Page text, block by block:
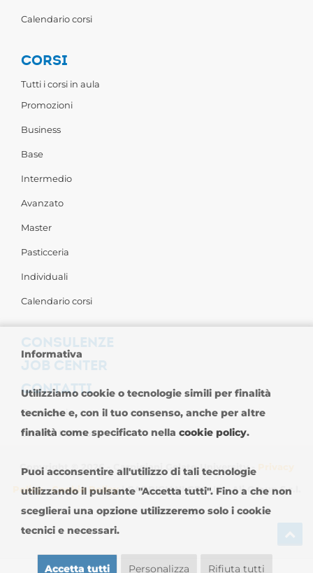
Calendario corsi
CORSI
Tutti i corsi in aula
Promozioni
Business
Base
Intermedio
Avanzato
Master
Pasticceria
Individuali
Calendario corsi
CONSULENZE
JOB CENTER
CONTATTI
Contattaci
Sedi nel Mondo
Copyright © 2026 - Carpigiani Gelato University -
Policy-Cookie Policy| CARPIGIANI GROUP - Ali Group S.r.l.
P.IVA 13239980967
Informativa
Utilizziamo cookie o tecnologie simili per finalità
tecniche e, con il tuo consenso, anche per altre
finalità come specificato nella cookie policy.
Puoi acconsentire all'utilizzo di tali tecnologie
utilizzando il pulsante "Accetta tutti". Fino a che non
sceglierai una opzione utilizzeremo solo i cookie
tecnici e necessari.
Accetta tutti Personalizza Rifiuta tutti